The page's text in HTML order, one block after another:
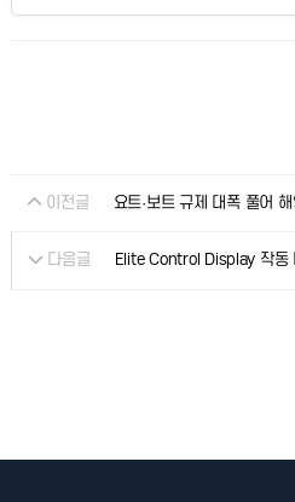
이전글 요트·보트 규제 대폭 풀어
다음글 Elite Control Display 작동